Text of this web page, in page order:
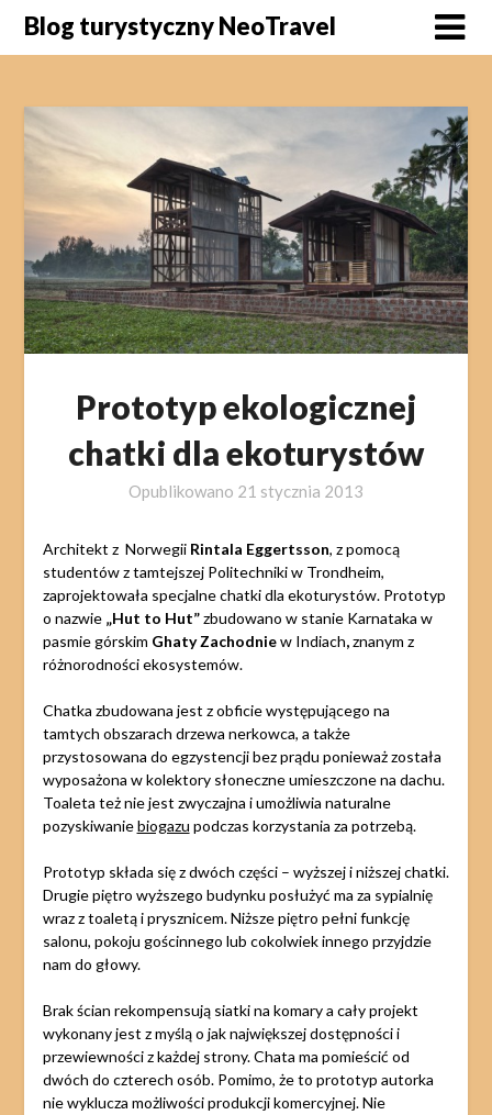
SkipBlog turystyczny NeoTravel
Prototyp ekologicznej
chatki dla ekoturystów
Opublikowano 21 stycznia 2013
Architekt z Norwegii Rintala Eggertsson, z pomocą
studentów z tamtejszej Politechniki w Trondheim,
zaprojektowała specjalne chatki dla ekoturystów. Prototyp
o nazwie „Hut to Hut”zbudowano w stanie Karnataka w
pasmie górskim Ghaty Zachodniew Indiach,znanym z
różnorodności ekosystemów.
Chatka zbudowana jest z obficie występującego na
tamtych obszarach drzewa nerkowca, a także
przystosowana do egzystencji bez prądu ponieważ została
wyposażona w kolektory słoneczne umieszczone na dachu.
Toaleta też nie jest zwyczajna i umożliwia naturalne
pozyskiwaniebiogazu podczas korzystania za potrzebą.
Prototyp składa się z dwóch części – wyższej i niższej chatki.
Drugie piętro wyższego budynku posłużyć ma za sypialnię
wraz z toaletą i prysznicem. Niższe piętro pełni funkcję
salonu, pokoju gościnnego lub cokolwiek innego przyjdzie
nam do głowy.
Brak ścian rekompensują siatki na komary a cały projekt
wykonany jest z myślą o jak największej dostępności i
przewiewności z każdej strony. Chata ma pomieścić od
dwóch do czterech osób. Pomimo, że to prototyp autorka
nie wyklucza możliwości produkcji komercyjnej. Nie